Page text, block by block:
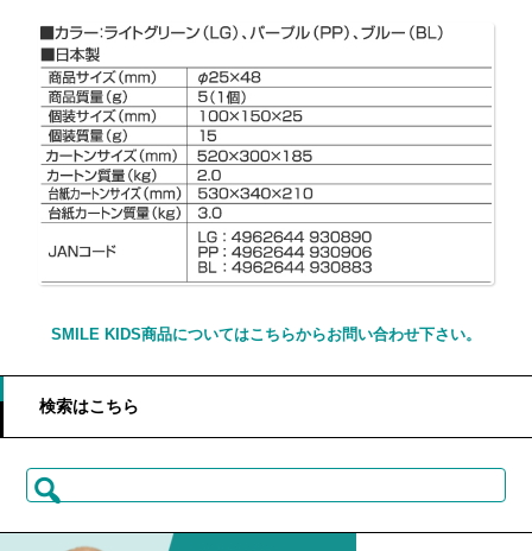
SMILE KIDS商品についてはこちらからお問い合わせ下さい。
検索はこちら
検
索: